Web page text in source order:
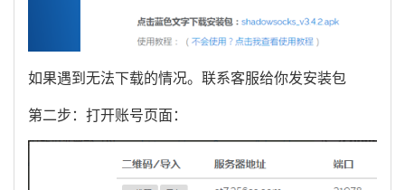
如果遇到无法下载的情况。联系客服给你发安装包
第二步：打开账号页面：